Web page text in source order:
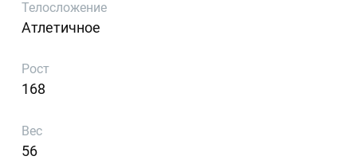
Телосложение
Атлетичное
Рост
168
Вес
56